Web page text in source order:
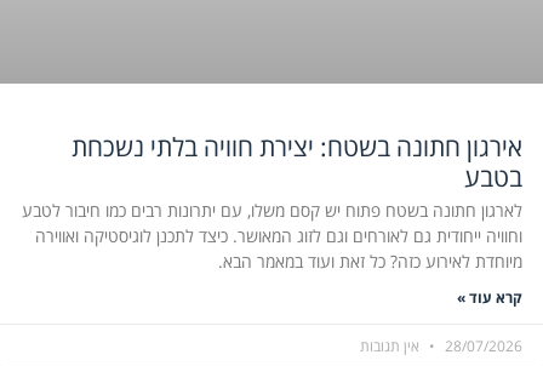
אירגון חתונה בשטח: יצירת חוויה בלתי נשכחת
בטבע
לארגון חתונה בשטח פתוח יש קסם משלו, עם יתרונות רבים כמו חיבור לטבע
וחוויה ייחודית גם לאורחים וגם לזוג המאושר. כיצד לתכנן לוגיסטיקה ואווירה
מיוחדת לאירוע כזה? כל זאת ועוד במאמר הבא.
קרא עוד »
28/07/2026 אין תגובות